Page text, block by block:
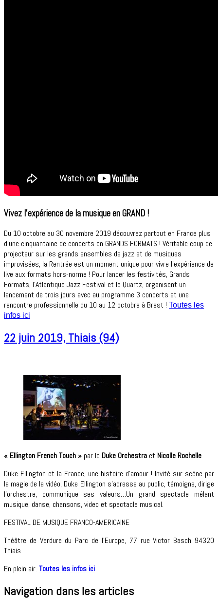
Vivez l’expérience de la musique en GRAND !
Du 10 octobre au 30 novembre 2019 découvrez partout en France plus
d’une cinquantaine de concerts en GRANDS FORMATS ! Véritable coup de
projecteur sur les grands ensembles de jazz et de musiques
improvisées, la Rentrée est un moment unique pour vivre l’expérience de
live aux formats hors-norme ! Pour lancer les festivités, Grands
Formats, l’Atlantique Jazz Festival et le Quartz, organisent un
lancement de trois jours avec au programme 3 concerts et une
rencontre professionnelle du 10 au 12 octobre à Brest ! Toutes les
infos ici
22 juin 2019, Thiais (94)
« Ellington French Touch » par le Duke Orchestra et Nicolle Rochelle
Duke Ellington et la France, une histoire d’amour ! Invité sur scène par
la magie de la vidéo, Duke Ellington s’adresse au public, témoigne, dirige
l’orchestre, communique ses valeurs…Un grand spectacle mêlant
musique, danse, chansons, video et spectacle musical.
FESTIVAL DE MUSIQUE FRANCO-AMERICAINE
Théâtre de Verdure du Parc de l’Europe, 77 rue Victor Basch 94320
Thiais
En plein air. Toutes les infos ici
Navigation dans les articles